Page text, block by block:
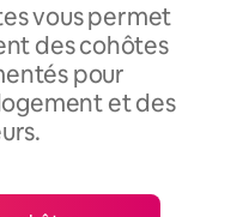
vous permet
des cohôtes
pour
et des